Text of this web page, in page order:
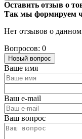
Оставить отзыв о
Так мы формируем
Нет отзывов о данном
Вопросов: 0
Новый вопрос
Ваше имя
Ваш e-mail
Ваш вопрос